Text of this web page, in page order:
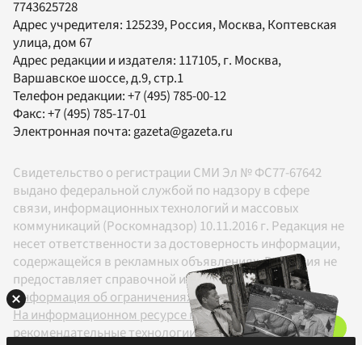
7743625728
Адрес учредителя: 125239, Россия, Москва, Коптевская
улица, дом 67
Адрес редакции и издателя: 117105, г. Москва,
Варшавское шоссе, д.9, стр.1
Телефон редакции:+7 (495) 785-00-12
Факс:+7 (495) 785-17-01
Электронная почта:gazeta@gazeta.ru
Свидетельство о регистрации СМИ Эл № ФС77-67642
выдано федеральной службой по надзору в сфере
связи, информационных технологий и массовых
коммуникаций (Роскомнадзор) 10.11.2016 г. Редакция не
несет ответственности за достоверность информации,
содержащейся в рекламных объявлениях. Редакция не
предоставляет справочной информации.
Информация об ограничениях
На информационном ресурсе применяются
рекомендательные технологии в соответствии с